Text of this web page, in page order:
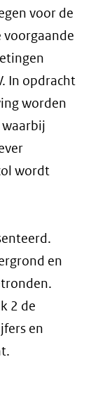
voor de
voorgaande
In opdracht
worden
wordt
en
2 de
en